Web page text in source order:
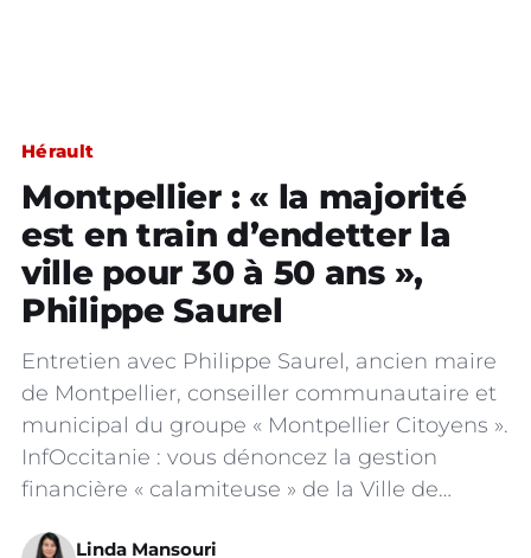
Hérault
Montpellier : « la majorité
est en train d’endetter la
ville pour 30 à 50 ans »,
Philippe Saurel
Entretien avec Philippe Saurel, ancien maire
de Montpellier, conseiller communautaire et
municipal du groupe « Montpellier Citoyens ».
InfOccitanie : vous dénoncez la gestion
financière « calamiteuse » de la Ville de…
Linda Mansouri